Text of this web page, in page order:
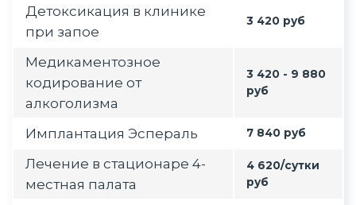
Детоксикация в клинике
при запое
3 420 руб
Медикаментозное
кодирование от
алкоголизма
3 420 - 9 880
руб
Имплантация Эспераль 7 840 руб
Лечение в стационаре 4-
местная палата
4 620/сутки
руб